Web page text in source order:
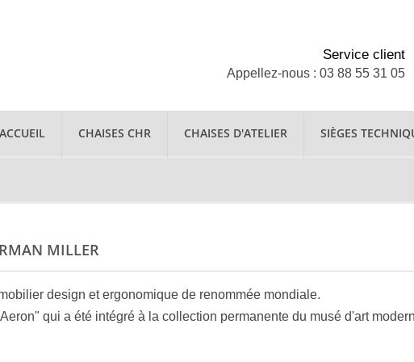
Service client
Appellez-nous : 03 88 55 31 05
CHAISES CHR CHAISES D'ATELIER SIÈGES
MILLER
design et ergonomique de renommée mondiale.
Aeron" qui a été intégré à la collection permanente du musé d'art